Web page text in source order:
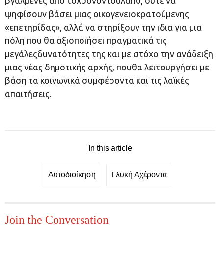
ψηφίσουν βάσει μιας οικογενειοκρατούμενης
«επετηρίδας», αλλά να στηρίξουν την ιδια για μια
πόλη που θα αξιοποιήσει πραγματικά τις
μεγάλεςδυνατότητες της και με στόχο την ανάδειξη
μιας νέας δημοτικής αρχής, πουθα λειτουργήσει με
βάση τα κοινωνικά συμφέροντα και τις λαϊκές
απαιτήσεις.
In this article
Αυτοδιοίκηση Γλυκή Αχέροντα
Join the Conversation